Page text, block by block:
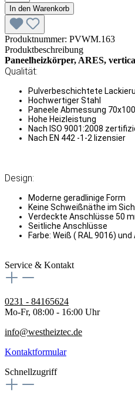
In den Warenkorb
Produktnummer: PVWM.163
Produktbeschreibung
Paneelheizkörper, ARES,
Qualität:
Pulverbeschichtete
Hochwertiger Stahl
Paneele Abmessung
Hohe Heizleistung
Nach ISO 9001:2008
Nach EN 442 -1-2 lizensier
Design:
Moderne geradlinige Form
Keine Schweißnäthe im
Verdeckte Anschlüsse 50
Seitliche Anschlüsse
Farbe: Weiß ( RAL 9016)
Service & Kontakt
0231 - 84165624
Mo-Fr, 08:00 - 16:00 Uhr
info@westheiztec.de
Kontaktformular
Schnellzugriff